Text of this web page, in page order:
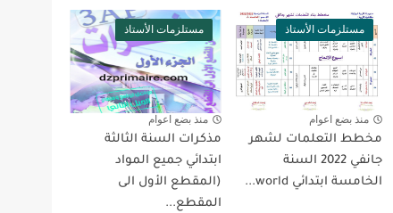
مستلزمات الأستاذ
منذ بضع اعوام
مخطط التعلمات لشهر
جانفي 2022 السنة
الخامسة ابتدائي world...
مستلزمات الأستاذ
منذ بضع اعوام
مذكرات السنة الثالثة
ابتدائي جميع المواد
(المقطع الأول الى
المقطع...